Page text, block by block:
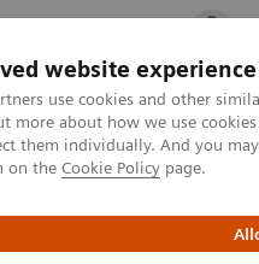
website experience
use cookies and other
more about how we use
them individually. And you
on the Cookie Policy page.
Management
Computertomographie
NAEOTOM Alpha Klasse